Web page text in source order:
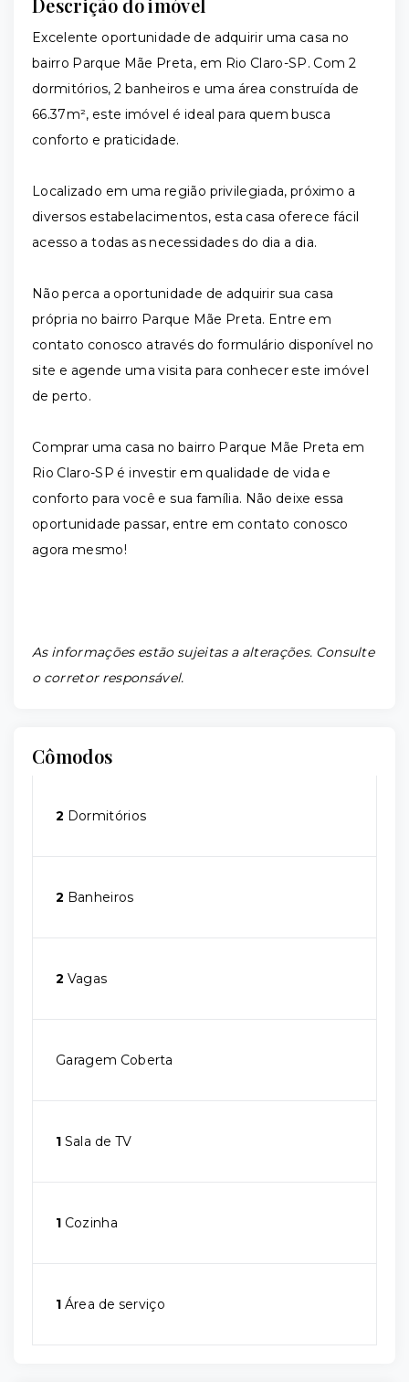
Descrição do imóvel
Excelente oportunidade de adquirir uma casa no
bairro Parque Mãe Preta, em Rio Claro-SP. Com 2
dormitórios, 2 banheiros e uma área construída de
66.37m², este imóvel é ideal para quem busca
conforto e praticidade.
Localizado em uma região privilegiada, próximo a
diversos estabelacimentos, esta casa oferece fácil
acesso a todas as necessidades do dia a dia.
Não perca a oportunidade de adquirir sua casa
própria no bairro Parque Mãe Preta. Entre em
contato conosco através do formulário disponível no
site e agende uma visita para conhecer este imóvel
de perto.
Comprar uma casa no bairro Parque Mãe Preta em
Rio Claro-SP é investir em qualidade de vida e
conforto para você e sua família. Não deixe essa
oportunidade passar, entre em contato conosco
agora mesmo!
As informações estão sujeitas a alterações. Consulte
o corretor responsável.
Cômodos
2 Dormitórios
2 Banheiros
2 Vagas
Garagem Coberta
1 Sala de TV
1 Cozinha
1 Área de serviço